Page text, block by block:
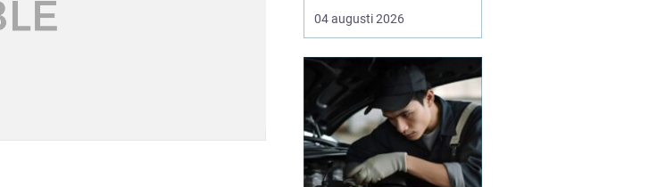
för både säkerhet,
komfort och
Genom att välja rätt typ
av däck, sköta dem på
rätt s&au...
04 augusti 2026